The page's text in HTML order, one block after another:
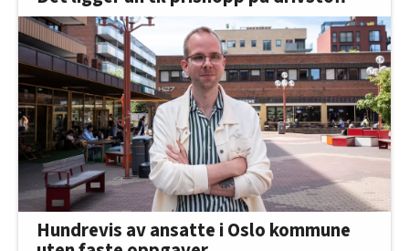
Hundrevis av ansatte i Oslo kommune